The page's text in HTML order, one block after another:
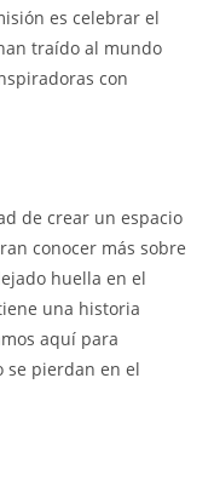
es celebrar el
traído al mundo
con
de crear un espacio
conocer más sobre
huella en el
una historia
aquí para
se pierdan en el